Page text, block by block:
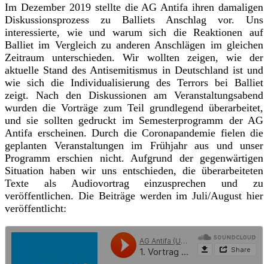
Im Dezember 2019 stellte die AG Antifa ihren damaligen
Diskussionsprozess zu Balliets Anschlag vor. Uns
interessierte, wie und warum sich die Reaktionen auf
Balliet im Vergleich zu anderen Anschlägen im gleichen
Zeitraum unterschieden. Wir wollten zeigen, wie der
aktuelle Stand des Antisemitismus in Deutschland ist und
wie sich die Individualisierung des Terrors bei Balliet
zeigt. Nach den Diskussionen am Veranstaltungsabend
wurden die Vorträge zum Teil grundlegend überarbeitet,
und sie sollten gedruckt im Semesterprogramm der AG
Antifa erscheinen. Durch die Coronapandemie fielen die
geplanten Veranstaltungen im Frühjahr aus und unser
Programm erschien nicht. Aufgrund der gegenwärtigen
Situation haben wir uns entschieden, die überarbeiteten
Texte als Audiovortrag einzusprechen und zu
veröffentlichen. Die Beiträge werden im Juli/August hier
veröffentlicht: